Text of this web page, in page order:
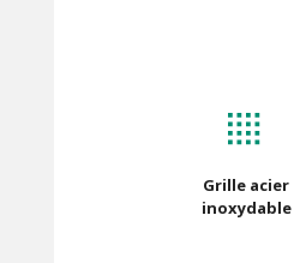
Grille acier
inoxydable